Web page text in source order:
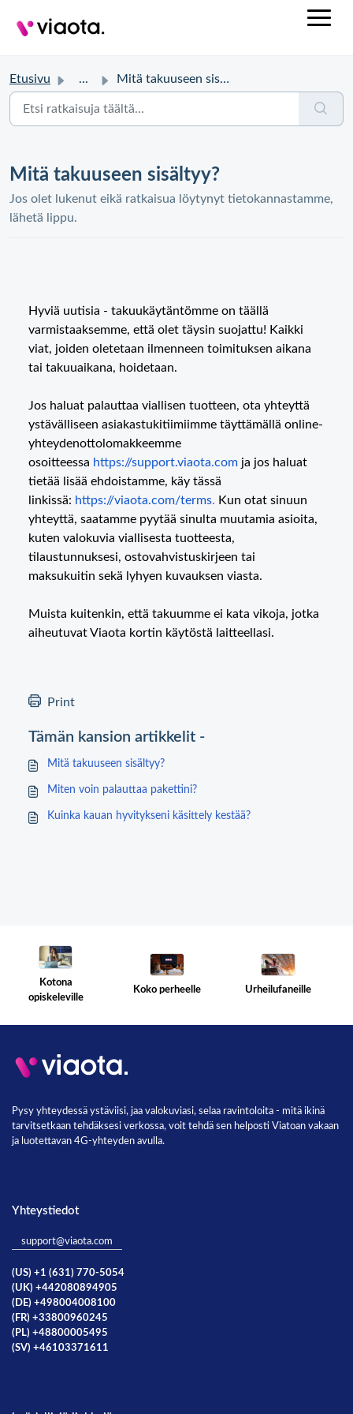
Etusivu ... Mitä takuuseen sisältyy?
Mitä takuuseen sisältyy?
Jos olet lukenut eikä ratkaisua löytynyt tietokannastamme,
lähetä lippu.
Hyviä uutisia - takuukäytäntömme on täällä
varmistaaksemme, että olet täysin suojattu! Kaikki
viat, joiden oletetaan ilmenneen toimituksen aikana
tai takuuaikana, hoidetaan.
Jos haluat palauttaa viallisen tuotteen, ota yhteyttä
ystävälliseen asiakastukitiimiimme täyttämällä online-
yhteydenottolomakkeemme
osoitteessa https://support.viaota.com ja jos haluat
tietää lisää ehdoistamme, käy tässä
linkissä: https://viaota.com/terms. Kun otat sinuun
yhteyttä, saatamme pyytää sinulta muutamia asioita,
kuten valokuvia viallisesta tuotteesta,
tilaustunnuksesi, ostovahvistuskirjeen tai
maksukuitin sekä lyhyen kuvauksen viasta.
Muista kuitenkin, että takuumme ei kata vikoja, jotka
aiheutuvat Viaota kortin käytöstä laitteellasi.
Print
Tämän kansion artikkelit -
Mitä takuuseen sisältyy?
Miten voin palauttaa pakettini?
Kuinka kauan hyvitykseni käsittely kestää?
Kotona
opiskeleville
Koko perheelle Urheilufaneille
Pysy yhteydessä ystäviisi, jaa valokuviasi, selaa ravintoloita - mitä ikinä
tarvitsetkaan tehdäksesi verkossa, voit tehdä sen helposti Viatoan vakaan
ja luotettavan 4G-yhteyden avulla.
Yhteystiedot
support@viaota.com
(US) +1 (631) 770-5054
(UK) +442080894905
(DE) +498004008100
(FR) +33800960245
(PL) +48800005495
(SV) +46103371611